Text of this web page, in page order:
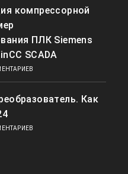
компрессорной
ПЛК Siemens
SCADA
Как